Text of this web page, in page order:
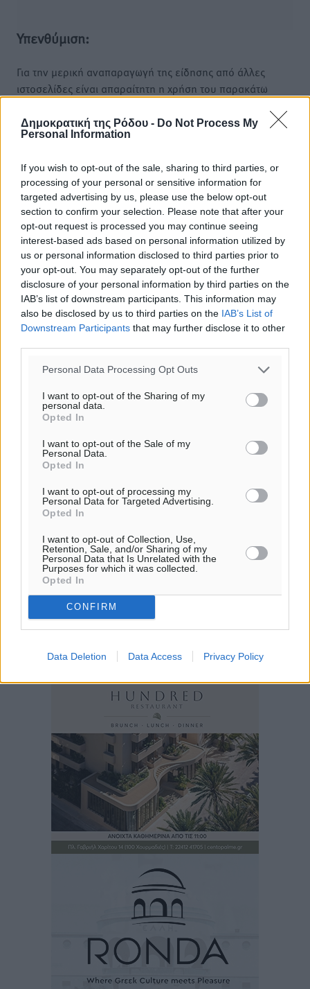
Δημοκρατική της Ρόδου - Do Not Process My
Personal Information
If you wish to opt-out of the sale, sharing to third parties, or
processing of your personal or sensitive information for
targeted advertising by us, please use the below opt-out
section to confirm your selection. Please note that after your
opt-out request is processed you may continue seeing
interest-based ads based on personal information utilized by
us or personal information disclosed to third parties prior to
your opt-out. You may separately opt-out of the further
disclosure of your personal information by third parties on the
IAB’s list of downstream participants. This information may
also be disclosed by us to third parties on the IAB’s List of
Downstream Participants that may further disclose it to other
Personal Data Processing Opt Outs
I want to opt-out of the Sharing of my
personal data.
Opted In
I want to opt-out of the Sale of my
Personal Data.
Opted In
I want to opt-out of processing my
Personal Data for Targeted Advertising.
Opted In
I want to opt-out of Collection, Use,
Retention, Sale, and/or Sharing of my
Personal Data that Is Unrelated with the
Purposes for which it was collected.
Opted In
CONFIRM
Data Deletion Data Access Privacy Policy
Υπενθύμιση:
Για την μερική αναπαραγωγή της είδησης από άλλες
ιστοσελίδες είναι απαραίτητη η χρήση του παρακάτω
της Δημοκρατικής.
o καιρός τώρα:
25°
αίθριος καιρός
47%
14km/h
ΒΔ
26°/28°
06:17
20:08
πρόγνωση: